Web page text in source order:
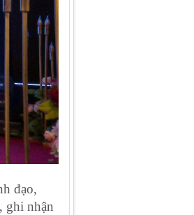
đạo,
ghi nhận